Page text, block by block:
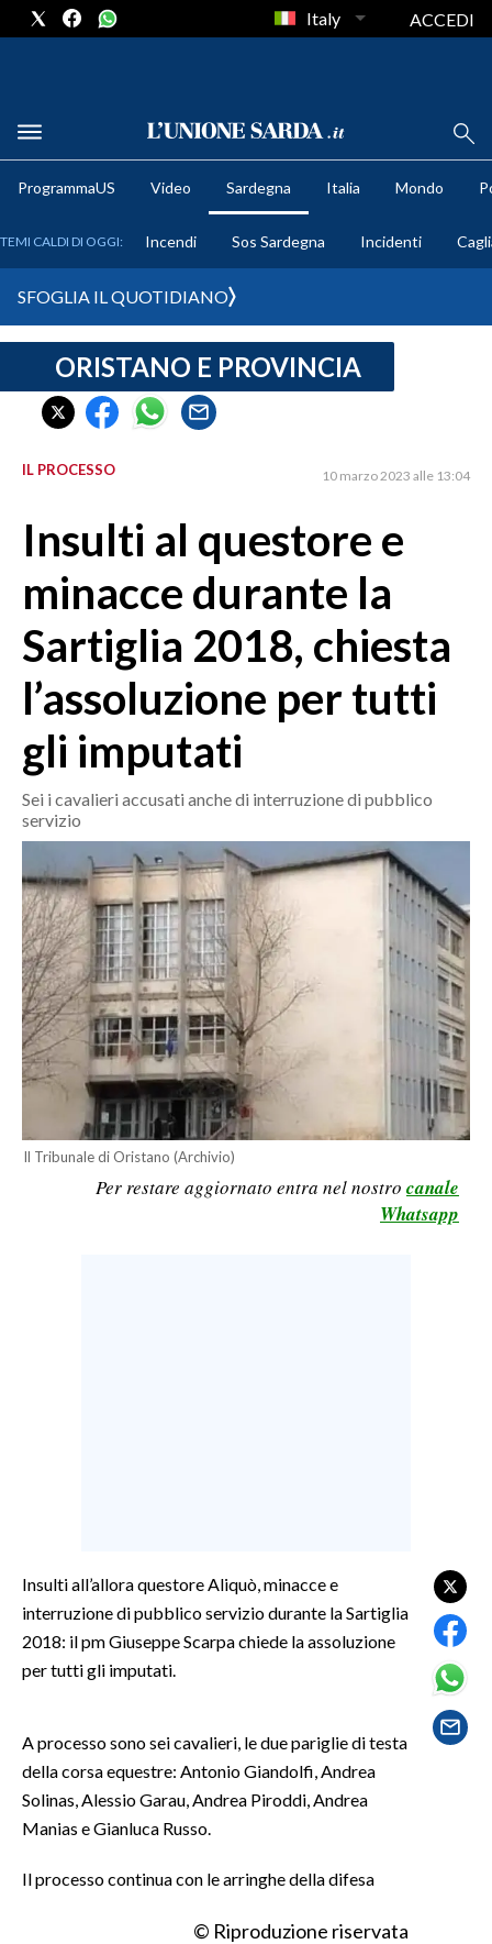
METEO
CRONACA SARDEGNA
CAGLIARI
SULCIS IGLESIENTE
ORISTANO E PROVINCIA
NUORO E PROVINCIA
OGLIASTRA
AGENDA
CRONACA
MONDO
POLITICA
ECONOMIA
SERVIZI ALLE IMPRESE
LAVORO
BANDI
SPORT IN SARDEGNA
SPORT
RISULTATI E CLASSIFICHE
GOSSIP
SARDEGNA TURISMO
SARDI NEL MONDO
NOTIZIE
EVENTI
Italy ACCEDI
ProgrammaUS Video Sardegna Italia Mondo
TEMI CALDI DI OGGI: Incendi Sos Sardegna Incidenti
SFOGLIA IL QUOTIDIANO
ORISTANO E PROVINCIA
IL PROCESSO 10 marzo 2023 alle 13:04
Insulti al questore e
minacce durante la
Sartiglia 2018, chiesta
l’assoluzione per tutti
gli imputati
Sei i cavalieri accusati anche di interruzione di pubblico
servizio
Il Tribunale di Oristano (Archivio)
Per restare aggiornato entra nel nostro canale
Whatsapp
Insulti all’allora questore Aliquò, minacce e
interruzione di pubblico servizio durante la Sartiglia
2018: il pm Giuseppe Scarpa chiede la assoluzione
per tutti gli imputati.
A processo sono sei cavalieri, le due pariglie di testa
della corsa equestre: Antonio Giandolfi, Andrea
Solinas, Alessio Garau, Andrea Piroddi, Andrea
Manias e Gianluca Russo.
Il processo continua con le arringhe della difesa
© Riproduzione riservata